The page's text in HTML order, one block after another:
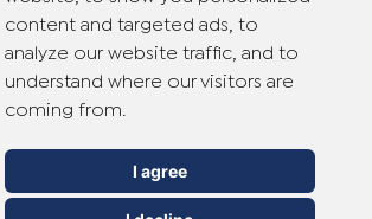
content and targeted ads, to
analyze our website traffic, and to
understand where our visitors are
coming from.
I agree
Smart
Solutions
B.V.
The Netherlands
informações, visite